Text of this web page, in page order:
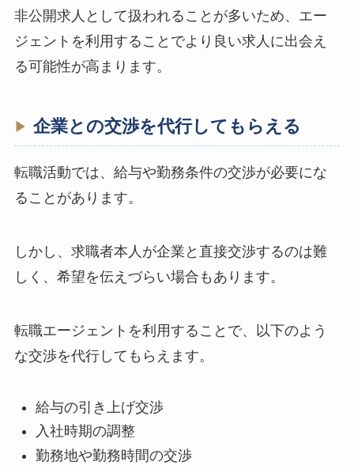
非公開求人として扱われることが多いため、エー
ジェントを利用することでより良い求人に出会え
る可能性が高まります。
企業との交渉を代行してもらえる
転職活動では、給与や勤務条件の交渉が必要にな
ることがあります。
しかし、求職者本人が企業と直接交渉するのは難
しく、希望を伝えづらい場合もあります。
転職エージェントを利用することで、以下のよう
な交渉を代行してもらえます。
給与の引き上げ交渉
入社時期の調整
勤務地や勤務時間の交渉